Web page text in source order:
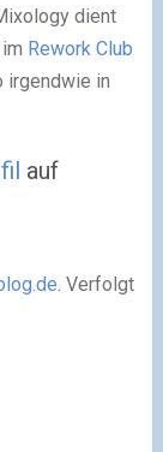
dient
Rework Club
irgendwie in
auf
. Verfolgt